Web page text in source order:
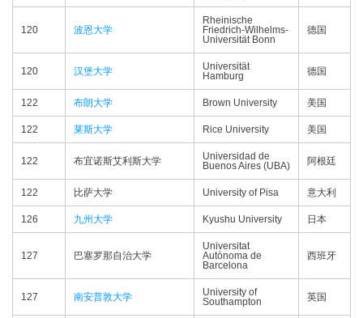
120 波恩大学
Rheinische
Friedrich-Wilhelms-
Universität Bonn
德国
120 汉堡大学
Universität
Hamburg
德国
122 布朗大学 Brown University 美国
122 莱斯大学 Rice University 美国
122 布宜诺斯艾利斯大学
Universidad de
Buenos Aires (UBA)
阿根廷
122 比萨大学 University of Pisa 意大利
126 九州大学 Kyushu University 日本
127 巴塞罗那自治大学
Universitat
Autònoma de
Barcelona
西班牙
127 南安普敦大学
University of
Southampton
英国